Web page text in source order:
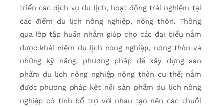
triển các dịch vụ du lịch, hoạt động trải nghiệm tại
các điểm du lịch nông nghiệp, nông thôn. Thông
qua lớp tập huấn nhằm giúp cho các đại biểu nắm
được khái niệm du lịch nông nghiệp, nông thôn và
những kỹ năng, phương pháp để xây dựng sản
phẩm du lịch nông nghiệp nông thôn cụ thể; nắm
được phương pháp kết nối sản phẩm du lịch nông
nghiệp có tính bổ trợ với nhau tạo nên các chuỗi